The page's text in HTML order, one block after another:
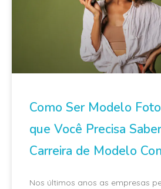
Como Ser Modelo
que Você Precisa
Carreira de Modelo
Nos últimos anos as empresas